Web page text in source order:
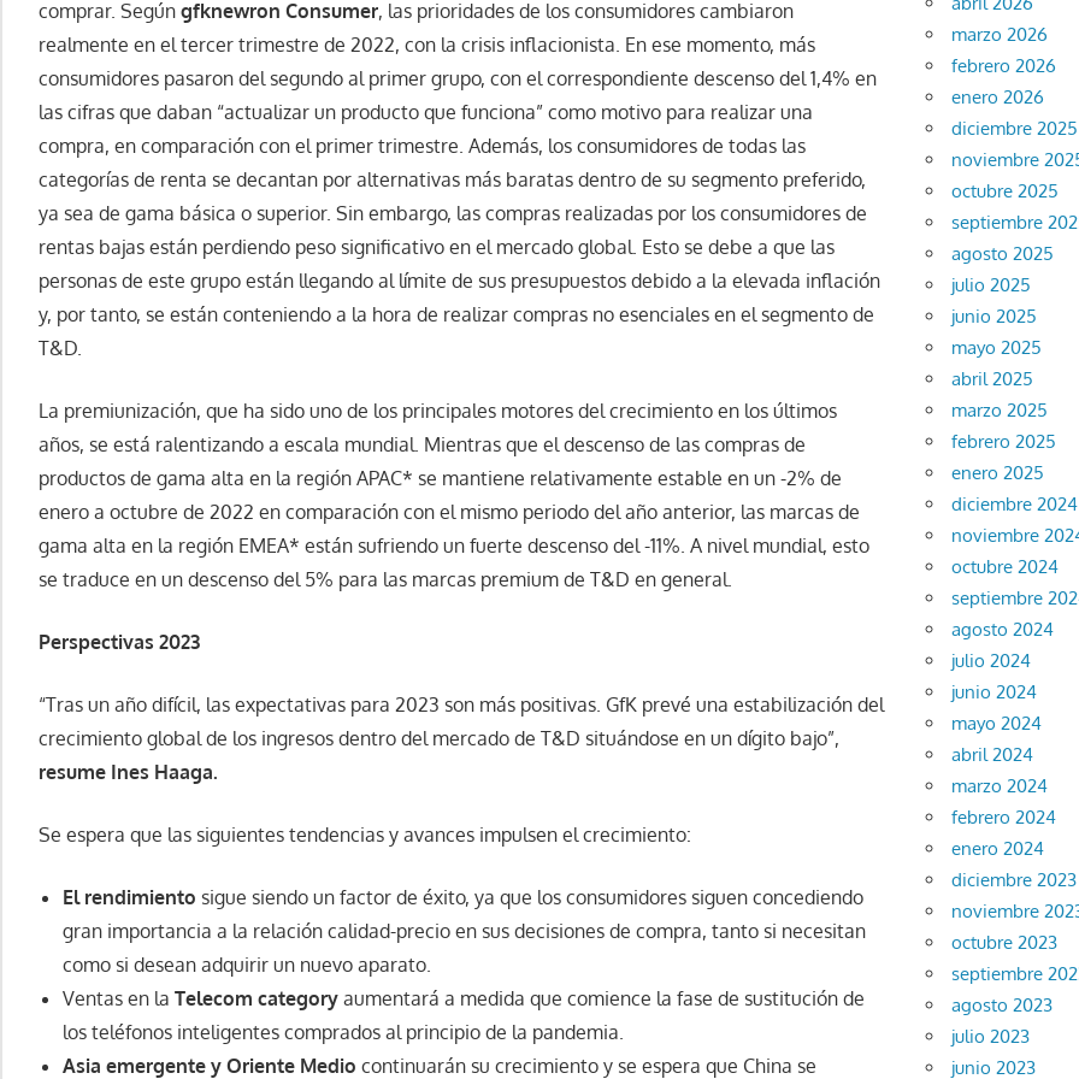
comprar. Según gfknewron Consumer, las prioridades de los consumidores cambiaron
realmente en el tercer trimestre de 2022, con la crisis inflacionista. En ese momento, más
consumidores pasaron del segundo al primer grupo, con el correspondiente descenso del 1,4% en
las cifras que daban “actualizar un producto que funciona” como motivo para realizar una
compra, en comparación con el primer trimestre. Además, los consumidores de todas las
categorías de renta se decantan por alternativas más baratas dentro de su segmento preferido,
ya sea de gama básica o superior. Sin embargo, las compras realizadas por los consumidores de
rentas bajas están perdiendo peso significativo en el mercado global. Esto se debe a que las
personas de este grupo están llegando al límite de sus presupuestos debido a la elevada inflación
y, por tanto, se están conteniendo a la hora de realizar compras no esenciales en el segmento de
T&D.
La premiunización, que ha sido uno de los principales motores del crecimiento en los últimos
años, se está ralentizando a escala mundial. Mientras que el descenso de las compras de
productos de gama alta en la región APAC* se mantiene relativamente estable en un -2% de
enero a octubre de 2022 en comparación con el mismo periodo del año anterior, las marcas de
gama alta en la región EMEA* están sufriendo un fuerte descenso del -11%. A nivel mundial, esto
se traduce en un descenso del 5% para las marcas premium de T&D en general.
Perspectivas 2023
“Tras un año difícil, las expectativas para 2023 son más positivas. GfK prevé una estabilización del
crecimiento global de los ingresos dentro del mercado de T&D situándose en un dígito bajo”,
resume Ines Haaga.
Se espera que las siguientes tendencias y avances impulsen el crecimiento:
El rendimiento sigue siendo un factor de éxito, ya que los consumidores siguen concediendo
gran importancia a la relación calidad-precio en sus decisiones de compra, tanto si necesitan
como si desean adquirir un nuevo aparato.
Ventas en la Telecom category aumentará a medida que comience la fase de sustitución de
los teléfonos inteligentes comprados al principio de la pandemia.
Asia emergente y Oriente Medio continuarán su crecimiento y se espera que China se
marzo 2026
febrero 2026
enero 2026
diciembre 2025
noviembre
octubre 2025
septiembre
agosto 2025
julio 2025
junio 2025
mayo 2025
abril 2025
marzo 2025
febrero 2025
enero 2025
diciembre 2024
noviembre
octubre 2024
septiembre
agosto 2024
julio 2024
junio 2024
mayo 2024
abril 2024
marzo 2024
febrero 2024
enero 2024
diciembre 2023
noviembre
octubre 2023
septiembre
agosto 2023
julio 2023
junio 2023